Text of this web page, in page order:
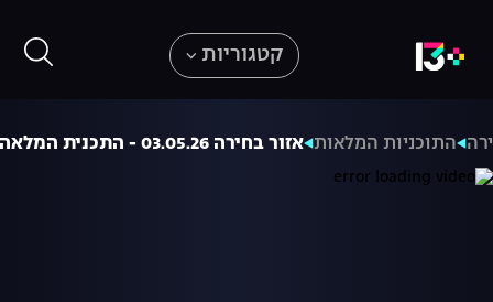
קטגוריות
התוכניות המלאות אזור בחירה 03.05.26 - התכנית המלאה